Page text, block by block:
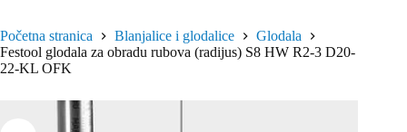
Početna stranica Blanjalice i glodalice
Glodala
Festool glodala za obradu rubova (radijus) S8 HW R2-3 D20-
22-KL OFK